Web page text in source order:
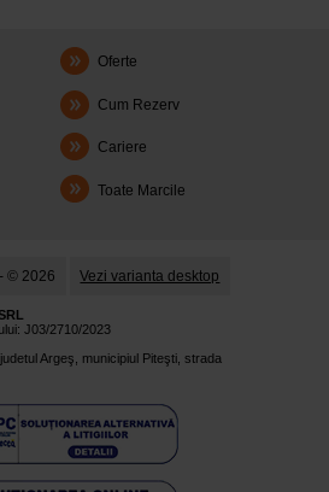
Oferte
Cum Rezerv
Cariere
Toate Marcile
© 2026 Vezi varianta desktop
J03/2710/2023
Argeş, municipiul Piteşti, strada